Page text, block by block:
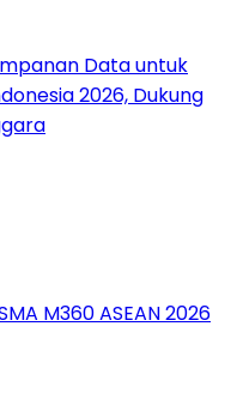
Data untuk
2026, Dukung
M360 ASEAN 2026